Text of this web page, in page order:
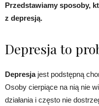
Przedstawiamy sposoby,
z depresją.
Depresja to
Depresjajest podstępną
Osoby cierpiące na nią nie
działania i często nie